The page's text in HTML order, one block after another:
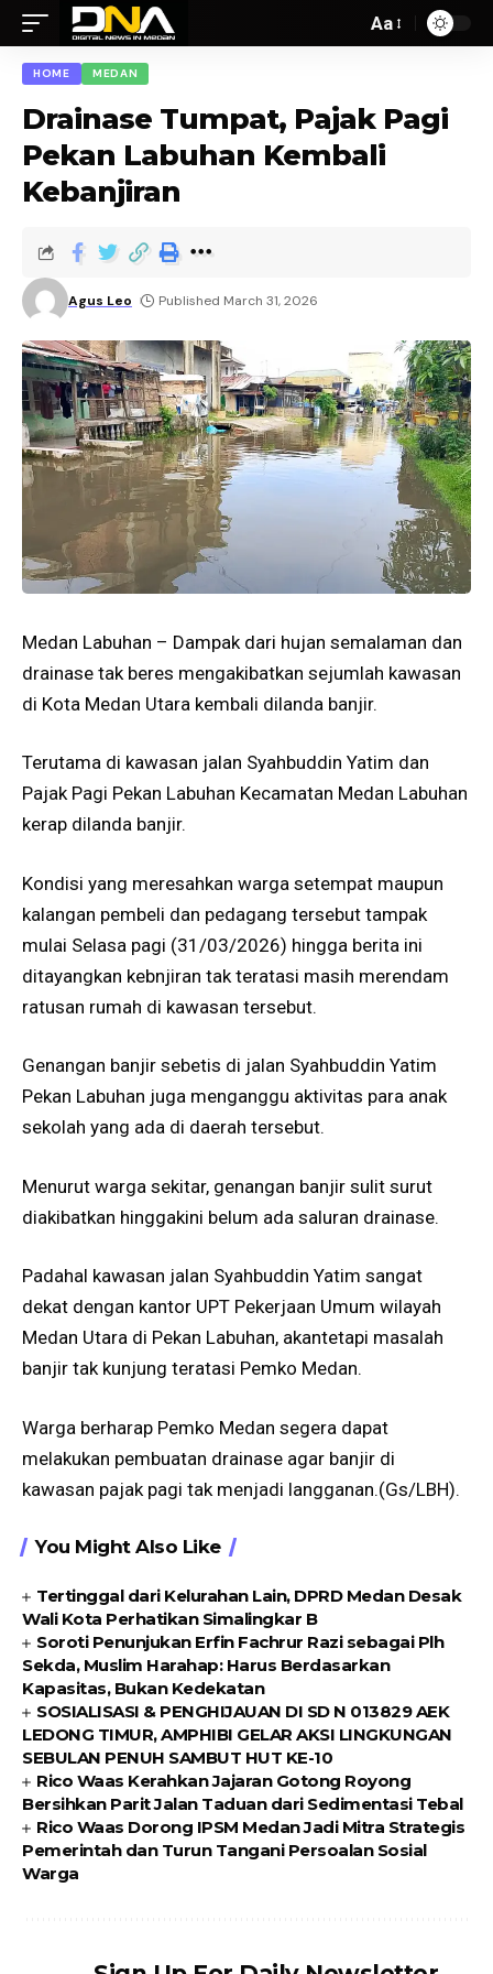
Aa
HOME MEDAN
Drainase Tumpat, Pajak Pagi
Pekan Labuhan Kembali
Kebanjiran
Agus Leo Published March 31, 2026
Medan Labuhan – Dampak dari hujan semalaman dan
drainase tak beres mengakibatkan sejumlah kawasan
di Kota Medan Utara kembali dilanda banjir.
Terutama di kawasan jalan Syahbuddin Yatim dan
Pajak Pagi Pekan Labuhan Kecamatan Medan Labuhan
kerap dilanda banjir.
Kondisi yang meresahkan warga setempat maupun
kalangan pembeli dan pedagang tersebut tampak
mulai Selasa pagi (31/03/2026) hingga berita ini
ditayangkan kebnjiran tak teratasi masih merendam
ratusan rumah di kawasan tersebut.
Genangan banjir sebetis di jalan Syahbuddin Yatim
Pekan Labuhan juga menganggu aktivitas para anak
sekolah yang ada di daerah tersebut.
Menurut warga sekitar, genangan banjir sulit surut
diakibatkan hinggakini belum ada saluran drainase.
Padahal kawasan jalan Syahbuddin Yatim sangat
dekat dengan kantor UPT Pekerjaan Umum wilayah
Medan Utara di Pekan Labuhan, akantetapi masalah
banjir tak kunjung teratasi Pemko Medan.
Warga berharap Pemko Medan segera dapat
melakukan pembuatan drainase agar banjir di
kawasan pajak pagi tak menjadi langganan.(Gs/LBH).
You Might Also Like
Tertinggal dari Kelurahan Lain, DPRD Medan Desak
Wali Kota Perhatikan Simalingkar B
Soroti Penunjukan Erfin Fachrur Razi sebagai Plh
Sekda, Muslim Harahap: Harus Berdasarkan
Kapasitas, Bukan Kedekatan
SOSIALISASI & PENGHIJAUAN DI SD N 013829 AEK
LEDONG TIMUR, AMPHIBI GELAR AKSI LINGKUNGAN
SEBULAN PENUH SAMBUT HUT KE-10
Rico Waas Kerahkan Jajaran Gotong Royong
Bersihkan Parit Jalan Taduan dari Sedimentasi Tebal
Rico Waas Dorong IPSM Medan Jadi Mitra Strategis
Pemerintah dan Turun Tangani Persoalan Sosial
Warga